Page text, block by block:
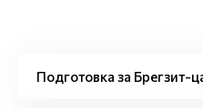
Подготовка за Брегзит-